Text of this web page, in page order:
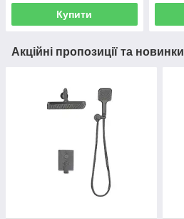
Купити
Акційні пропозиції та новинки